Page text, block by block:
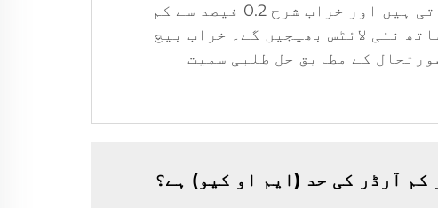
جواب 9: سب سے پہلے، ہماری مصنوعات سخت معیاری کنٹرول نظام کے تحت تیار کی جاتی ہیں اور خراب شرح 0.2 فیصد سے کم
نئی لائٹس بھیجیں گے۔ خراب بیچ
کے مطابق حل طلبی سمیت